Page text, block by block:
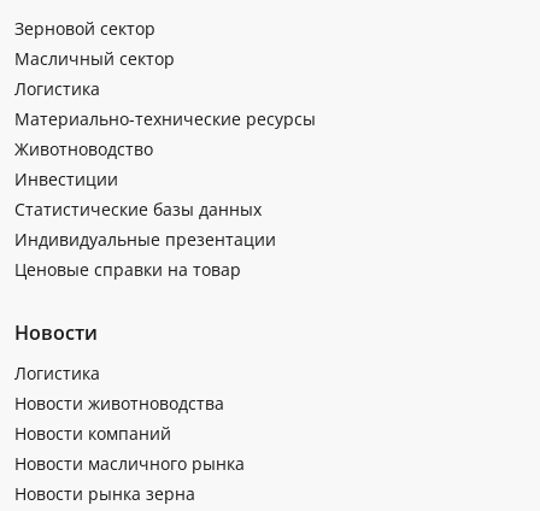
Зерновой сектор
Масличный сектор
Логистика
Материально-технические ресурсы
Животноводство
Инвестиции
Статистические базы данных
Индивидуальные презентации
Ценовые справки на товар
Новости
Логистика
Новости животноводства
Новости компаний
Новости масличного рынка
Новости рынка зерна